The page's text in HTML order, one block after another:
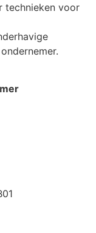
technieken voor